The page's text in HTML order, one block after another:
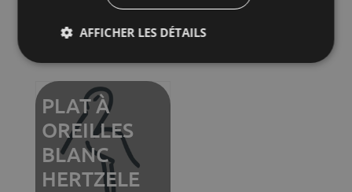
30,00€ –50,00€Plage
50,00 €
TTC 30,00
PLAT À
OREILLES
BLANC
HERTZELE
AFFICHER LES DÉTAILS